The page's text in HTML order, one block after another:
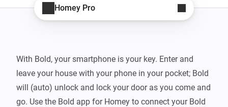
Homey Pro
With Bold, your smartphone is your key. Enter and
leave your house with your phone in your pocket; Bold
will (auto) unlock and lock your door as you come and
go. Use the Bold app for Homey to connect your Bold